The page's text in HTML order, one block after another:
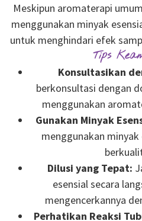
Meskipun aromaterapi
menggunakan minyak
untuk menghindari efek
Tips
Konsultasikan
berkonsultasi dengan
menggunakan
Gunakan Minyak
menggunakan
Dilusi yang Tepat:
esensial secara
mengencerkannya
Perhatikan Reaksi